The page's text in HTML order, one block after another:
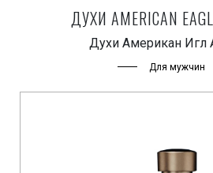
ДУХИ AMERICAN
Духи Американ Игл
Для мужчин